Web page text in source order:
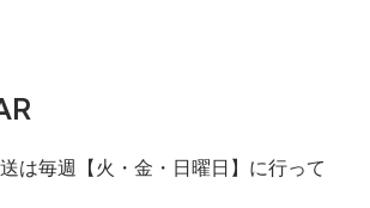
は毎週【火・金・日曜日】に行って